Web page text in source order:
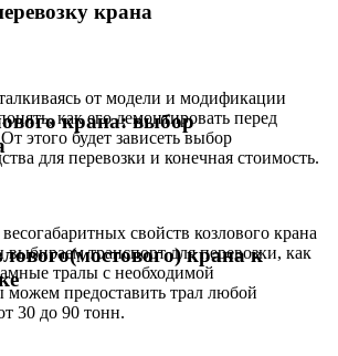
крана
от модели и модификации
как его демонтировать перед
этого будет зависеть выбор
для перевозки и конечная стоимость.
крана: выбор
свойств козлового крана
транспорт для перевозки, как
тралы с необходимой
предоставить трал любой
30 до 90 тонн.
крана к